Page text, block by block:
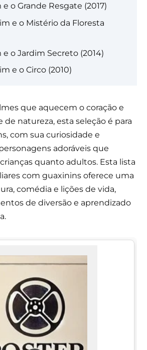
o Grande Resgate (2017)
e o Mistério da Floresta
o Jardim Secreto (2014)
e o Circo (2010)
que aquecem o coração e
natureza, esta seleção é para
com sua curiosidade e
adoráveis que
quanto adultos. Esta lista
com guaxinins oferece uma
comédia e lições de vida,
de diversão e aprendizado